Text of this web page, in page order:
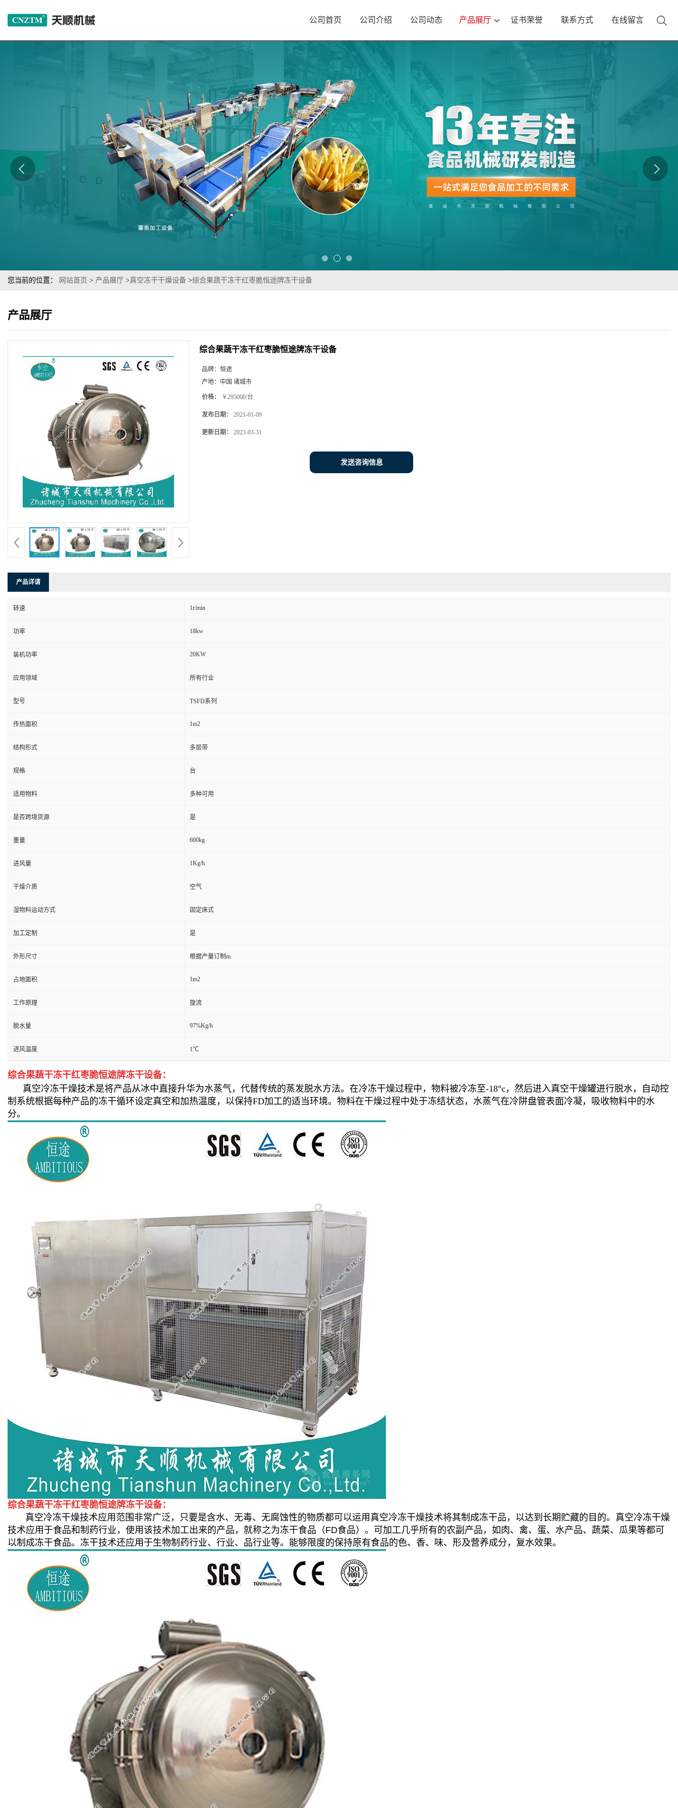
公司首页 公司介绍 公司动态 产品展厅 证书荣誉 联系方式 在线留言
您当前的位置： 网站首页 > 产品展厅 >真空冻干干燥设备 >综合果蔬干冻干红枣脆恒途牌冻干设备
产品展厅
综合果蔬干冻干红枣脆恒途牌冻干设备
品牌： 恒途
产地： 中国 诸城市
价格： ￥295000/台
发布日期： 2021-01-09
更新日期： 2023-03-31
发送咨询信息
产品详请
转速 1r/min
功率 18kw
装机功率 20KW
应用领域 所有行业
型号 TSFD系列
传热面积 1m2
结构形式 多层带
规格 台
适用物料 多种可用
是否跨境货源 是
重量 600kg
进风量 1Kg/h
干燥介质 空气
湿物料运动方式 固定床式
加工定制 是
外形尺寸 根据产量订制m
占地面积 1m2
工作原理 旋流
脱水量 97%Kg/h
进风温度 1℃
综合果蔬干冻干红枣脆恒途牌冻干设备：
真空冷冻干燥技术是将产品从冰中直接升华为水蒸气，代替传统的蒸发脱水方法。在冷冻干燥过程中，物料被冷冻至-18°c，然后进入真空干燥罐进行脱水，自动控
制系统根据每种产品的冻干循环设定真空和加热温度，以保持FD加工的适当环境。物料在干燥过程中处于冻结状态，水蒸气在冷阱盘管表面冷凝，吸收物料中的水
分。
综合果蔬干冻干红枣脆恒途牌冻干设备：
真空冷冻干燥技术应用范围非常广泛，只要是含水、无毒、无腐蚀性的物质都可以运用真空冷冻干燥技术将其制成冻干品，以达到长期贮藏的目的。真空冷冻干燥
技术应用于食品和制药行业，使用该技术加工出来的产品，就称之为冻干食品（FD食品）。可加工几乎所有的农副产品，如肉、禽、蛋、水产品、蔬菜、瓜果等都可
以制成冻干食品。冻干技术还应用于生物制药行业、行业、品行业等。能够限度的保持原有食品的色、香、味、形及营养成分，复水效果。